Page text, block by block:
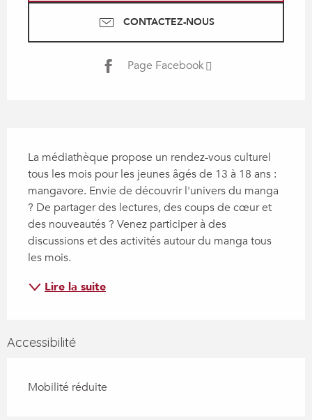
CONTACTEZ-NOUS
Page Facebook
La médiathèque propose un rendez-vous culturel
tous les mois pour les jeunes âgés de 13 à 18 ans :
mangavore. Envie de découvrir l'univers du manga
? De partager des lectures, des coups de cœur et
des nouveautés ? Venez participer à des
discussions et des activités autour du manga tous
les mois.
Lire la suite
Accessibilité
Mobilité réduite